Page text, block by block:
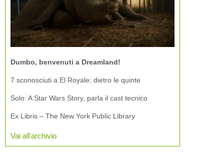
Dumbo, benvenuti a Dreamland!
7 sconosciuti a El Royale: dietro le quinte
Solo: A Star Wars Story, parla il cast tecnico
Ex Libris – The New York Public Library
Vai all'archivio